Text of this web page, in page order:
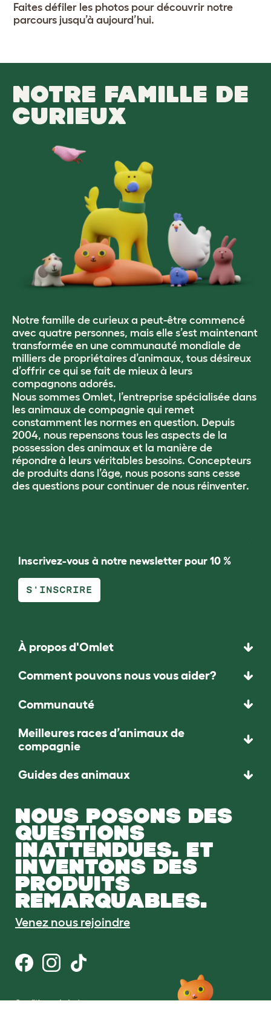
Faites défiler les photos pour découvrir notre
parcours jusqu’à aujourd’hui.
NOTRE FAMILLE DE
CURIEUX
Notre famille de curieux a peut-être commencé
avec quatre personnes, mais elle s’est maintenant
transformée en une communauté mondiale de
milliers de propriétaires d’animaux, tous désireux
d’offrir ce qui se fait de mieux à leurs
compagnons adorés.
Nous sommes Omlet, l’entreprise spécialisée dans
les animaux de compagnie qui remet
constamment les normes en question. Depuis
2004, nous repensons tous les aspects de la
possession des animaux et la manière de
répondre à leurs véritables besoins. Concepteurs
de produits dans l’âge, nous posons sans cesse
des questions pour continuer de nous réinventer.
Inscrivez-vous à notre newsletter pour 10 %
S'INSCRIRE
À propos d'Omlet
Comment pouvons nous vous aider?
Communauté
Meilleures races d’animaux de
compagnie
Guides des animaux
NOUS POSONS DES
QUESTIONS
INATTENDUES. ET
INVENTONS DES
PRODUITS
REMARQUABLES.
Venez nous rejoindre
Conditions générales